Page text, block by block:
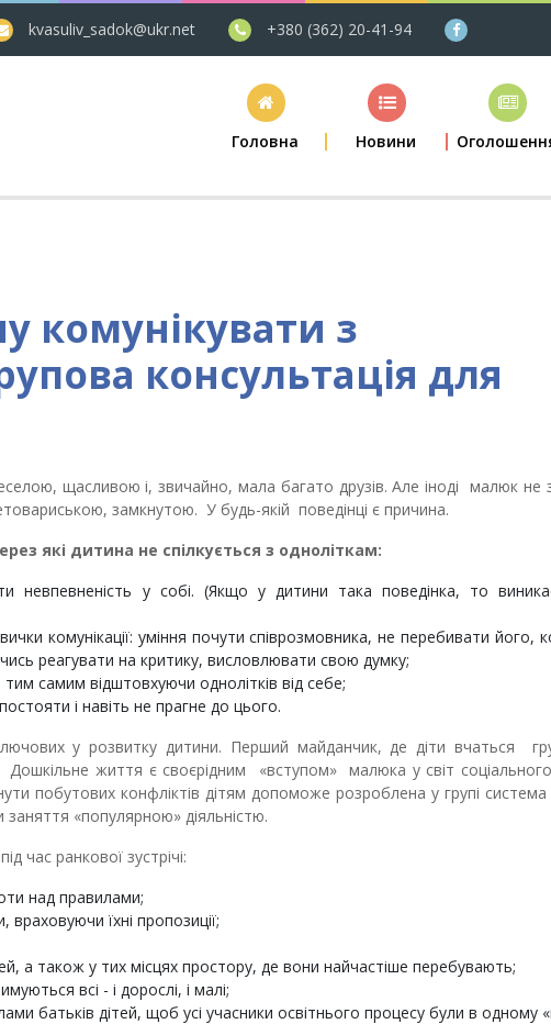
kvasuliv_sadok@ukr.net +380 (362) 20-41-94
Головна Новини
комунікувати з
консультація для
щасливою і, звичайно, мала багато друзів. Але іноді малюк не
замкнутою. У будь-якій поведінці є причина.
які дитина не спілкується з одноліткам:
невпевненість у собі. (Якщо у дитини така поведінка, то
комунікації: уміння почути співрозмовника, не перебивати його,
реагувати на критику, висловлювати свою думку;
самим відштовхуючи однолітків від себе;
і навіть не прагне до цього.
у розвитку дитини. Перший майданчик, де діти вчаться
життя є своєрідним «вступом» малюка у світ
побутових конфліктів дітям допоможе розроблена у групі
«популярною» діяльністю.
час ранкової зустрічі:
над правилами;
їхні пропозиції;
а також у тих місцях простору, де вони найчастіше перебувають;
всі - і дорослі, і малі;
батьків дітей, щоб усі учасники освітнього процесу були в одному